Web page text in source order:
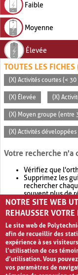
Faible
Moyenne
Élevée
TOUTES LES
(X) Activités courtes (<
(X) Élevée (X)
(X) Moyen groupe (entre
(X) Activités
Votre recherche n'a
Vérifiez que
Supprimez les
rechercher
souvent plus de
Envisagez
retournera
NOTRE SITE WEB
REHAUSSER
Le site web de
afin de recueillir des
expérience à ses
l’utilisation de ces
d’utilisation. Vous
vos paramètres de